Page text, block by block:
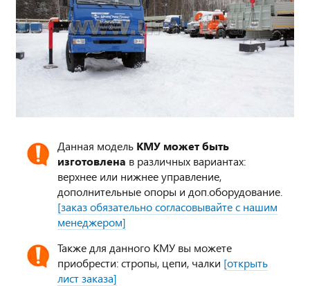
Данная модель КМУ может быть
изготовлена в различных вариантах:
верхнее или нижнее управление,
дополнительные опоры и доп.оборудование.
[заказ обязательно согласовывайте с нашим
менеджером]
Также для данного КМУ вы можете
приобрести: стропы, цепи, чалки [открыть
лист заказа]